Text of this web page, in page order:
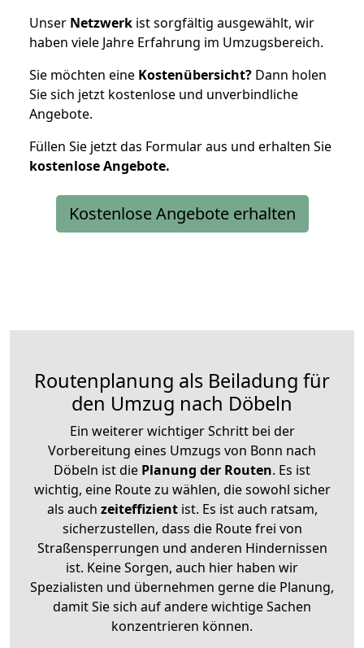
Unser Netzwerk ist sorgfältig ausgewählt, wir
haben viele Jahre Erfahrung im Umzugsbereich.
Sie möchten eine Kostenübersicht? Dann holen
Sie sich jetzt kostenlose und unverbindliche
Angebote.
Füllen Sie jetzt das Formular aus und erhalten Sie
kostenloseAngebote.
Kostenlose Angebote erhalten
Routenplanung als Beiladung für
den Umzug nach Döbeln
Ein weiterer wichtiger Schritt bei der
Vorbereitung eines Umzugs von Bonn nach
Döbeln ist die Planung der Routen. Es ist
wichtig, eine Route zu wählen, die sowohl sicher
als auch zeiteffizientist. Es ist auch ratsam,
sicherzustellen, dass die Route frei von
Straßensperrungen und anderen Hindernissen
ist. Keine Sorgen, auch hier haben wir
Spezialisten und übernehmen gerne die Planung,
damit Sie sich auf andere wichtige Sachen
konzentrieren können.